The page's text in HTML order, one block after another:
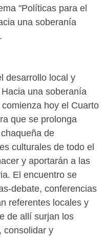
"Políticas para el
una soberanía
desarrollo local y
una soberanía
hoy el Cuarto
que se prolonga
de
culturales de todo el
y aportarán a las
El encuentro se
debate, conferencias
referentes locales y
de allí surjan los
consolidar y